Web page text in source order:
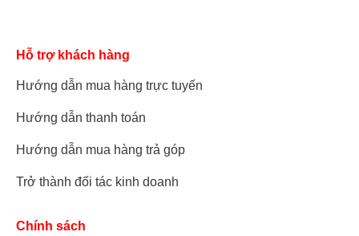
Hỗ trợ khách hàng
Hướng dẫn mua hàng trực tuyến
Hướng dẫn thanh toán
Hướng dẫn mua hàng trả góp
Trở thành đối tác kinh doanh
Chính sách